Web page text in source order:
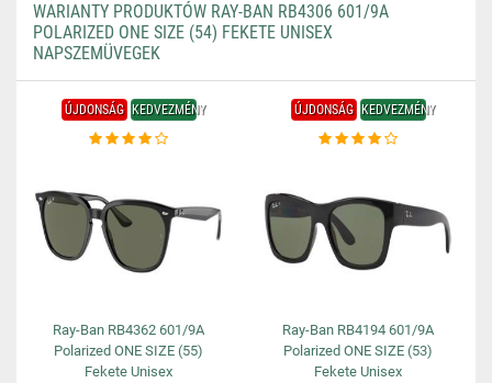
WARIANTY PRODUKTÓW RAY-BAN RB4306 601/9A
POLARIZED ONE SIZE (54) FEKETE UNISEX
NAPSZEMÜVEGEK
ÚJDONSÁG KEDVEZMÉNY
Ray-Ban RB4362 601/9A
Polarized ONE SIZE (55)
Fekete Unisex
ÚJDONSÁG KEDVEZMÉNY
Ray-Ban RB4194 601/9A
Polarized ONE SIZE (53)
Fekete Unisex